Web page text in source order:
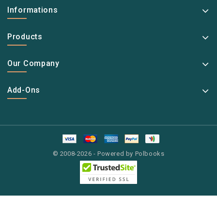
Informations
Products
Our Company
Add-Ons
© 2008-2026 - Powered by Polbooks